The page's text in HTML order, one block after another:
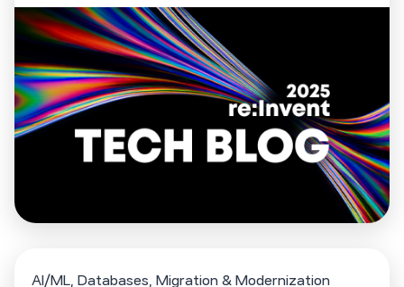
ce AI Observability의 통합...
AI/ML Databases Migration & Modernization